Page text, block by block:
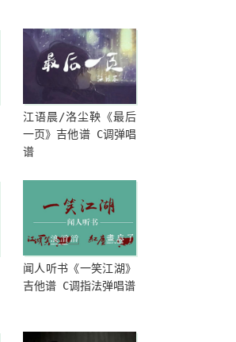
江语晨/洛尘鞅《最后
一页》吉他谱 C调弹唱
谱
闻人听书《一笑江湖》
吉他谱 C调指法弹唱谱